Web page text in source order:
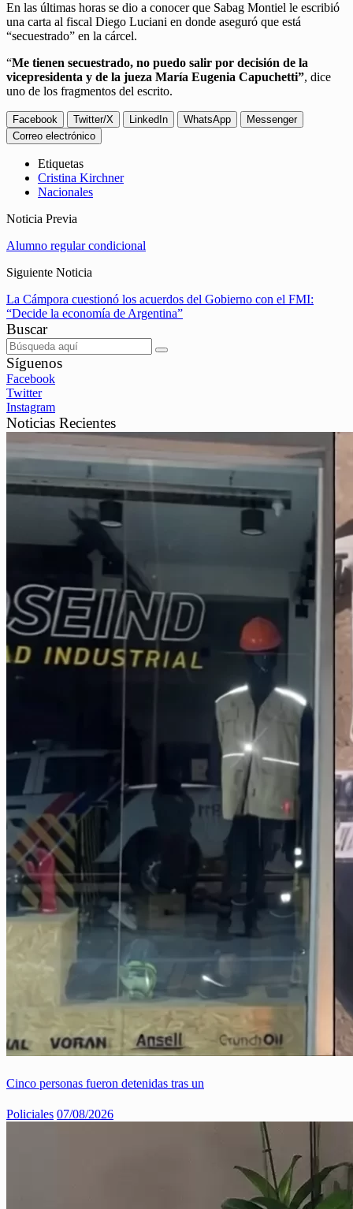
En las últimas horas se dio a conocer que Sabag Montiel le escribió
una carta al fiscal Diego Luciani en donde aseguró que está
“secuestrado” en la cárcel.
“Me tienen secuestrado, no puedo salir por decisión de la
vicepresidenta y de la jueza María Eugenia Capuchetti”, dice
uno de los fragmentos del escrito.
Facebook Twitter/X LinkedIn WhatsApp
Messenger
Correo electrónico
Etiquetas
Cristina Kirchner
Nacionales
Noticia Previa
Alumno regular condicional
Siguiente Noticia
La Cámpora cuestionó los acuerdos del Gobierno con el FMI:
“Decide la economía de Argentina”
Buscar
Síguenos
Facebook
Twitter
Instagram
Noticias Recientes
Cinco personas fueron detenidas tras un
Policiales 07/08/2026